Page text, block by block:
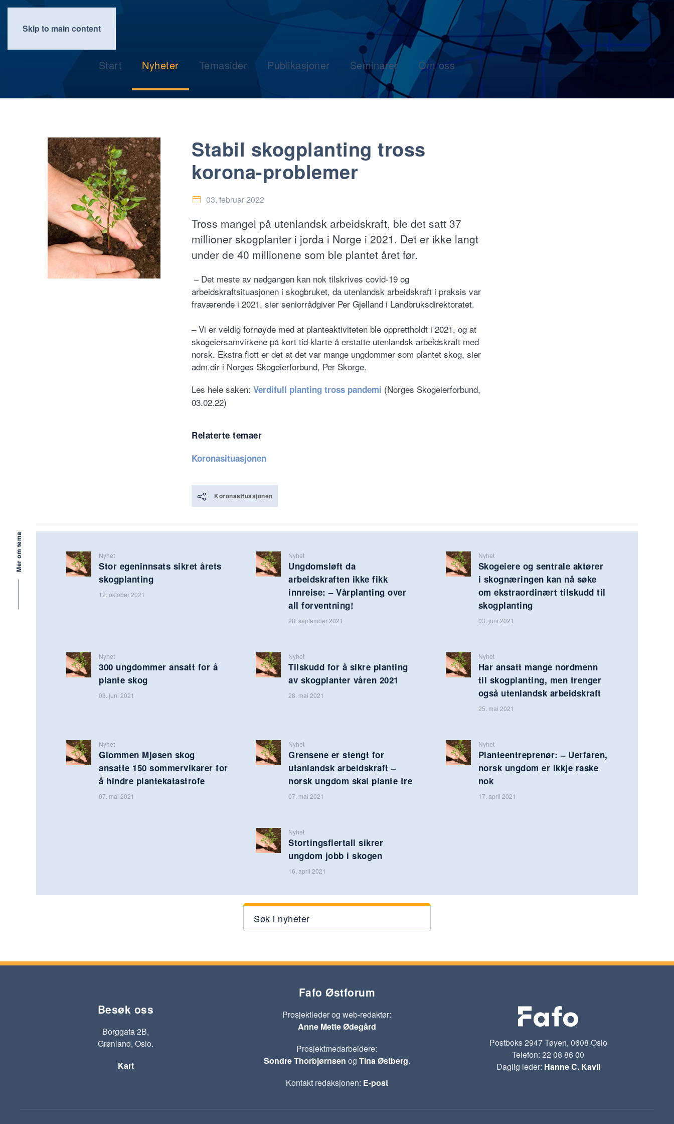
Skip to main content
Start Nyheter Temasider Publikasjoner Seminarer Om oss
Stabil skogplanting tross
korona-problemer
03. februar 2022
Tross mangel på utenlandsk arbeidskraft, ble det satt 37
millioner skogplanter i jorda i Norge i 2021. Det er ikke langt
under de 40 millionene som ble plantet året før.
– Det meste av nedgangen kan nok tilskrives covid-19 og
arbeidskraftsituasjonen i skogbruket, da utenlandsk arbeidskraft i praksis var
fraværende i 2021, sier seniorrådgiver Per Gjelland i Landbruksdirektoratet.
– Vi er veldig fornøyde med at planteaktiviteten ble opprettholdt i 2021, og at
skogeiersamvirkene på kort tid klarte å erstatte utenlandsk arbeidskraft med
norsk. Ekstra flott er det at det var mange ungdommer som plantet skog, sier
adm.dir i Norges Skogeierforbund, Per Skorge.
Les hele saken: Verdifull planting tross pandemi (Norges Skogeierforbund,
03.02.22)
Relaterte temaer
Koronasituasjonen
Koronasituasjonen
Nyhet
Stor egeninnsats sikret årets
skogplanting
12. oktober 2021
Nyhet
Ungdomsløft da
arbeidskraften ikke fikk
innreise: – Vårplanting over
all forventning!
28. september 2021
Nyhet
Skogeiere og sentrale aktører
i skognæringen kan nå søke
om ekstraordinært tilskudd til
skogplanting
03. juni 2021
Nyhet
300 ungdommer ansatt for å
plante skog
03. juni 2021
Nyhet
Tilskudd for å sikre planting
av skogplanter våren 2021
28. mai 2021
Nyhet
Har ansatt mange nordmenn
til skogplanting, men trenger
også utenlandsk arbeidskraft
25. mai 2021
Nyhet
Glommen Mjøsen skog
ansatte 150 sommervikarer for
å hindre plantekatastrofe
07. mai 2021
Nyhet
Grensene er stengt for
utanlandsk arbeidskraft –
norsk ungdom skal plante tre
07. mai 2021
Nyhet
Planteentreprenør: – Uerfaren,
norsk ungdom er ikkje raske
nok
17. april 2021
Nyhet
Stortingsflertall sikrer
ungdom jobb i skogen
16. april 2021
Mer om tema
Søk i nyheter
Besøk oss
Borggata 2B,
Grønland, Oslo.
Kart
Fafo Østforum
Prosjektleder og web-redaktør:
Anne Mette Ødegård
Prosjektmedarbeidere:
Sondre Thorbjørnsen og Tina Østberg.
Kontakt redaksjonen: E-post
Postboks 2947 Tøyen, 0608 Oslo
Telefon: 22 08 86 00
Daglig leder: Hanne C. Kavli